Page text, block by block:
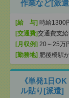
作業など[派
[給 与] 時給1300
[交通費]交通費支給
[月収例] 20～25万
[勤務地] 肥後橋駅
《単発1日
ル貼り[派遣]